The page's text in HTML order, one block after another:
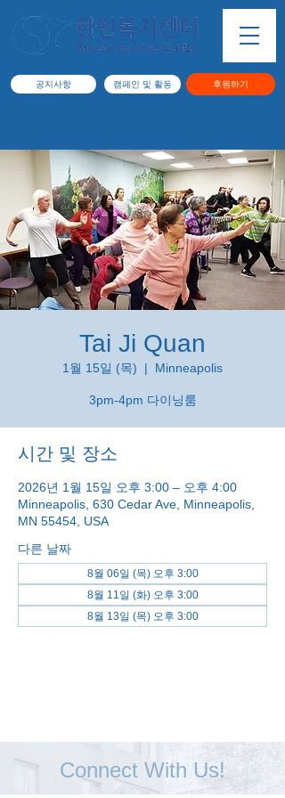
공지사항 캠페인 및 활동 후원하기
Tai Ji Quan
1월 15일 (목)
  |
Minneapolis
3pm-4pm 다이닝룸
시간 및 장소
2026년 1월 15일 오후 3:00 – 오후 4:00
Minneapolis, 630 Cedar Ave, Minneapolis,
MN 55454, USA
다른 날짜
8월 06일 (목) 오후 3:00
8월 11일 (화) 오후 3:00
8월 13일 (목) 오후 3:00
Connect With Us!